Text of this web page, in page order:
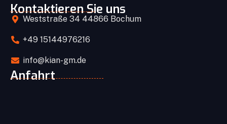
Kontaktieren Sie uns
Weststraße 34 44866 Bochum
+49 15144976216
info@kian-gm.de
Anfahrt